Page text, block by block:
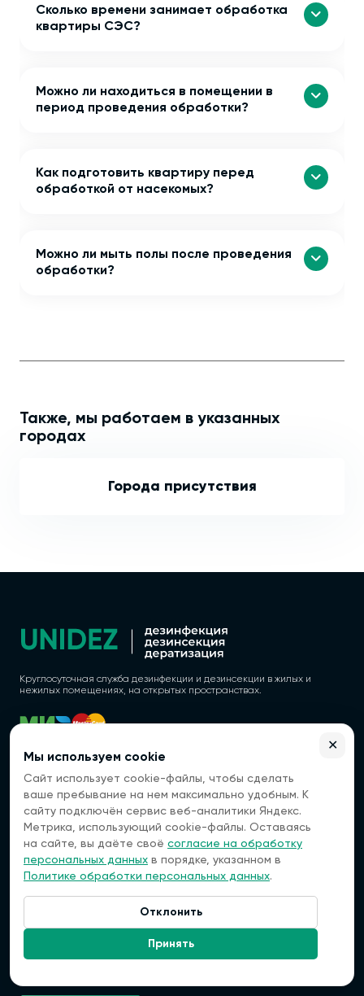
Связаться:
Сколько времени занимает обработка
квартиры СЭС?
Можно ли находиться в помещении в
период проведения обработки?
Как подготовить квартиру перед
обработкой от насекомых?
Можно ли мыть полы после проведения
обработки?
Также, мы работаем в указанных
городах
Города присутствия
Круглосуточная служба дезинфекции и дезинсекции в жилых и
нежилых помещениях, на открытых пространствах.
Политика конфиденциальности
Согласие на обработку персональных данных
ООО "ВЭБГЕТ"
ОГРН 1177154022760
ИНН 7118021632
КПП 711801001
Регистрационный номер лицензии: 77.01.13.003.Л.000059.02.25 (ЕРУЛ
№ Л064-00111-77/01845104) от 07.02.2025
143330, Верея, Советская
Контакты
Мы используем cookie
Сайт использует cookie-файлы, чтобы сделать
ваше пребывание на нем максимально удобным. К
сайту подключён сервис веб-аналитики Яндекс.
Метрика, использующий cookie-файлы. Оставаясь
на сайте, вы даёте своё согласие на обработку
персональных данных в порядке, указанном в
Политике обработки персональных данных.
Отклонить
Принять
✕